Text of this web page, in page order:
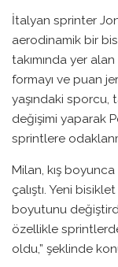
İtalyan sprinter
aerodinamik bir
takımında yer
formayı ve puan
yaşındaki sporcu,
değişimi yaparak
sprintlere
Milan, kış
çalıştı. Yeni
boyutunu
özellikle
oldu,” şeklinde